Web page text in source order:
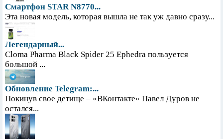
Смартфон STAR N8770...
Эта новая модель, которая вышла не так уж давно сразу...
Легендарный...
Cloma Pharma Black Spider 25 Ephedra пользуется
большой ...
Обновление Telegram:...
Покинув свое детище – «ВКонтакте» Павел Дуров не
остался...